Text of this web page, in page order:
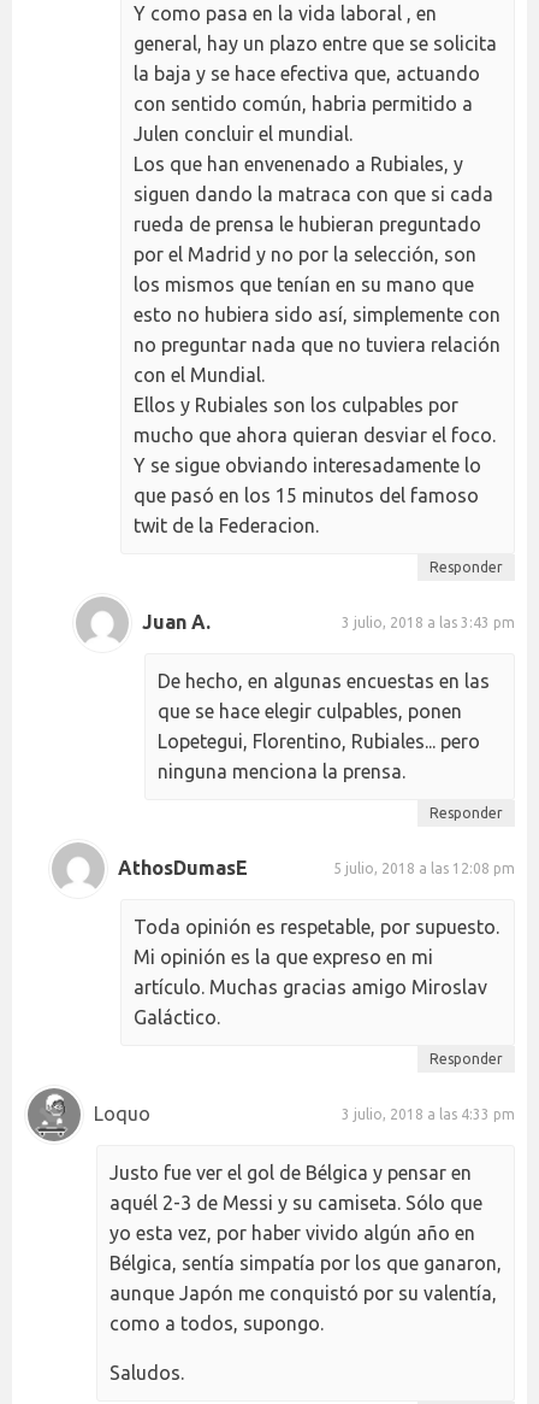
Y como pasa en la vida laboral , en
general, hay un plazo entre que se solicita
la baja y se hace efectiva que, actuando
con sentido común, habria permitido a
Julen concluir el mundial.
Los que han envenenado a Rubiales, y
siguen dando la matraca con que si cada
rueda de prensa le hubieran preguntado
por el Madrid y no por la selección, son
los mismos que tenían en su mano que
esto no hubiera sido así, simplemente con
no preguntar nada que no tuviera relación
con el Mundial.
Ellos y Rubiales son los culpables por
mucho que ahora quieran desviar el foco.
Y se sigue obviando interesadamente lo
que pasó en los 15 minutos del famoso
twit de la Federacion.
Responder
Juan A. 3 julio, 2018 a las 3:43 pm
De hecho, en algunas encuestas en las
que se hace elegir culpables, ponen
Lopetegui, Florentino, Rubiales... pero
ninguna menciona la prensa.
Responder
AthosDumasE 5 julio, 2018 a las 12:08 pm
Toda opinión es respetable, por supuesto.
Mi opinión es la que expreso en mi
artículo. Muchas gracias amigo Miroslav
Galáctico.
Responder
Loquo 3 julio, 2018 a las 4:33 pm
Justo fue ver el gol de Bélgica y pensar en
aquél 2-3 de Messi y su camiseta. Sólo que
yo esta vez, por haber vivido algún año en
Bélgica, sentía simpatía por los que ganaron,
aunque Japón me conquistó por su valentía,
como a todos, supongo.
Saludos.